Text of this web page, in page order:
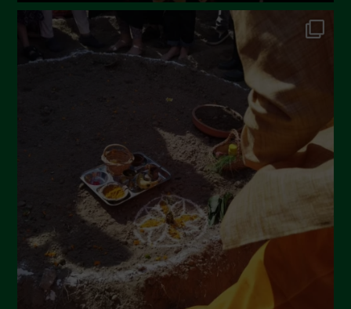
Ottobre 2022
Settembre 2022
Aprile 2022
Marzo 2022
Febbraio 2022
Gennaio 2022
Dicembre 2021